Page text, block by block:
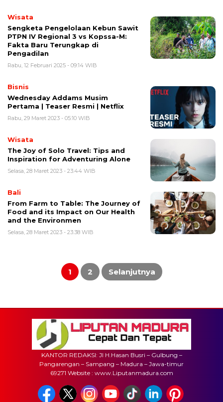
Wisata
Sengketa Pengelolaan Kebun Sawit
PTPN IV Regional 3 vs Kopssa-M:
Fakta Baru Terungkap di
Pengadilan
Rabu, 12 Februari 2025 - 09:14 WIB
Bisnis
Wednesday Addams Musim
Pertama | Teaser Resmi | Netflix
Rabu, 29 Maret 2023 - 05:10 WIB
Wisata
The Joy of Solo Travel: Tips and
Inspiration for Adventuring Alone
Selasa, 28 Maret 2023 - 23:44 WIB
Bali
From Farm to Table: The Journey of
Food and its Impact on Our Health
and the Environmen
Selasa, 28 Maret 2023 - 23:38 WIB
Paginasi
1 2 Selanjutnya
KANTOR REDAKSI: Jl H.Hasan Busri – Gulbung –
Pangarengan – Sampang – Madura – Jawa-timur
69271 Website : www.Liputanmadura.com